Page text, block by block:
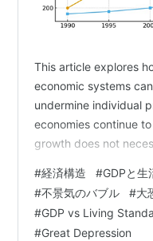
This article explores
economic systems
undermine individual
economies continue
growth does not
in…
#経済構造 #GDPと生
#不景気のバブル #大
#GDP vs Living
#Great Depression